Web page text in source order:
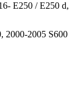
E250 / E250 d,
, 2000-2005 S600